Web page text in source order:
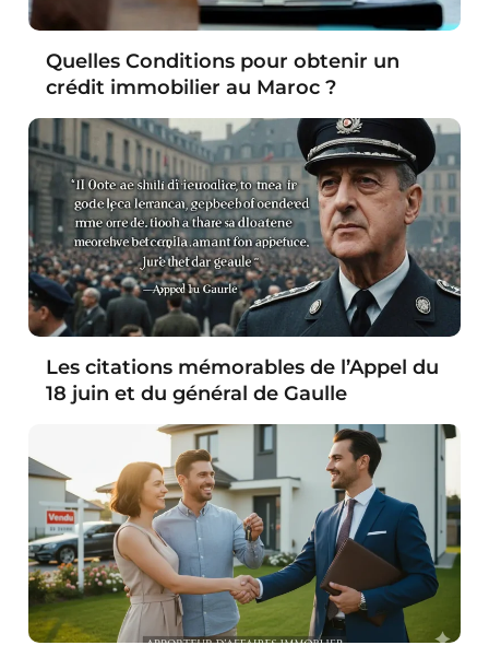
Quelles Conditions pour obtenir un
crédit immobilier au Maroc ?
Les citations mémorables de l’Appel du
18 juin et du général de Gaulle